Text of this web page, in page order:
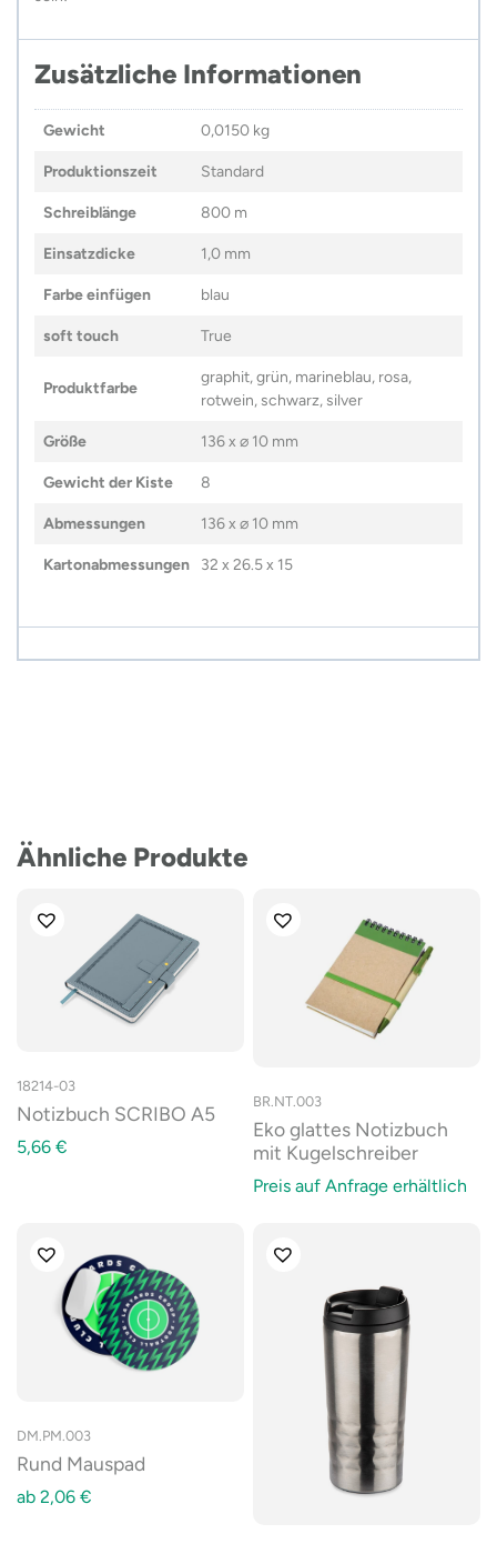
Zusätzliche Informationen
Gewicht 0,0150 kg
Produktionszeit Standard
Schreiblänge 800 m
Einsatzdicke 1,0 mm
Farbe einfügen blau
soft touch True
Produktfarbe
graphit, grün, marineblau, rosa,
rotwein, schwarz, silver
Größe 136 x ⌀ 10 mm
Gewicht der Kiste 8
Abmessungen 136 x ⌀ 10 mm
Kartonabmessungen 32 x 26.5 x 15
Ähnliche Produkte
18214-03
Notizbuch SCRIBO A5
5,66 €
BR.NT.003
Eko glattes Notizbuch
mit Kugelschreiber
Preis auf Anfrage erhältlich
DM.PM.003
Rund Mauspad
ab 2,06 €